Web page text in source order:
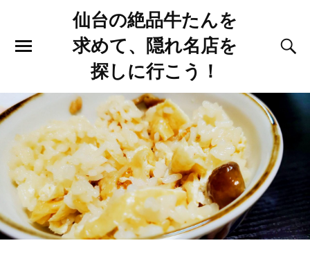
仙台の絶品牛たんを
求めて、隠れ名店を
探しに行こう！